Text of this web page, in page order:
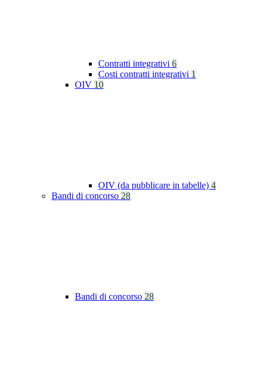
Contratti integrativi 6
Costi contratti integrativi 1
OIV 10
OIV (da pubblicare in tabelle) 4
Bandi di concorso 28
Bandi di concorso 28